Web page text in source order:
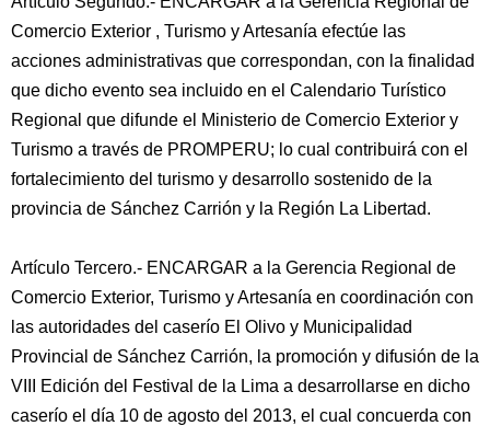
Comercio Exterior , Turismo y Artesanía efectúe las
acciones administrativas que correspondan, con la finalidad
que dicho evento sea incluido en el Calendario Turístico
Regional que difunde el Ministerio de Comercio Exterior y
Turismo a través de PROMPERU; lo cual contribuirá con el
fortalecimiento del turismo y desarrollo sostenido de la
provincia de Sánchez Carrión y la Región La Libertad.
Artículo Tercero.- ENCARGAR a la Gerencia Regional de
Comercio Exterior, Turismo y Artesanía en coordinación con
las autoridades del caserío El Olivo y Municipalidad
Provincial de Sánchez Carrión, la promoción y difusión de la
VIII Edición del Festival de la Lima a desarrollarse en dicho
caserío el día 10 de agosto del 2013, el cual concuerda con